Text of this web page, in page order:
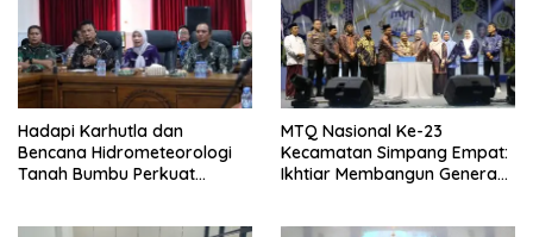
Hadapi Karhutla dan
Bencana Hidrometeorologi
Tanah Bumbu Perkuat
MTQ Nasional Ke-23
Kecamatan Simpang Empat:
Ikhtiar Membangun Generasi